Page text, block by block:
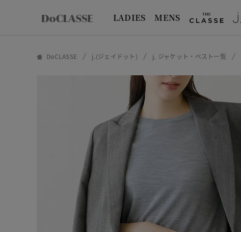
LADIES MENS
DoCLASSE j.(ジェイドット) j. ジャケット・ベスト一覧